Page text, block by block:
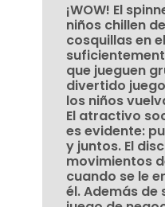
¡WOW! El
niños chillen
cosquillas en
que jueguen
divertido
los niños
El atractivo
es evidente:
y juntos. El
movimientos
cuando se le
él. Además de